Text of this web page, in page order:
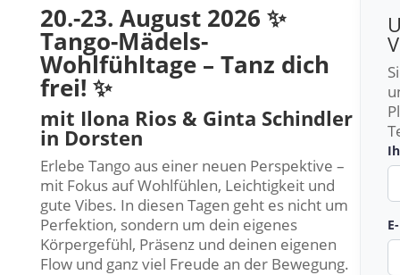
20.-23. August 2026 ✨
Tango-Mädels-
Wohlfühltage – Tanz dich
frei! ✨
mit Ilona Rios & Ginta Schindler
in Dorsten
Erlebe Tango aus einer neuen Perspektive –
mit Fokus auf Wohlfühlen, Leichtigkeit und
gute Vibes. In diesen Tagen geht es nicht um
Perfektion, sondern um dein eigenes
Körpergefühl, Präsenz und deinen eigenen
Flow und ganz viel Freude an der Bewegung.